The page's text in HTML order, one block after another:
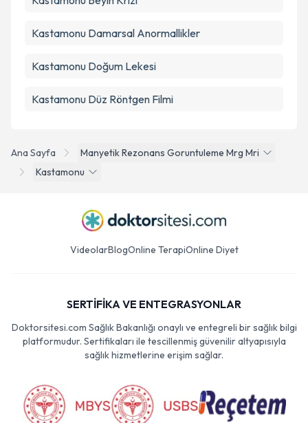
Ana Sayfa
Manyetik Rezonans Goruntuleme Mrg Mri
Kastamonu
Kastamonu Damarsal Anormallikler
Kastamonu Doğum Lekesi
Kastamonu Düz Röntgen Filmi
VideolarBlogOnline TerapiOnline Diyet
SERTİFİKA VE ENTEGRASYONLAR
Doktorsitesi.com Sağlık Bakanlığı onaylı ve entegreli bir sağlık bilgi
platformudur. Sertifikaları ile tescillenmiş güvenilir altyapısıyla
sağlık hizmetlerine erişim sağlar.